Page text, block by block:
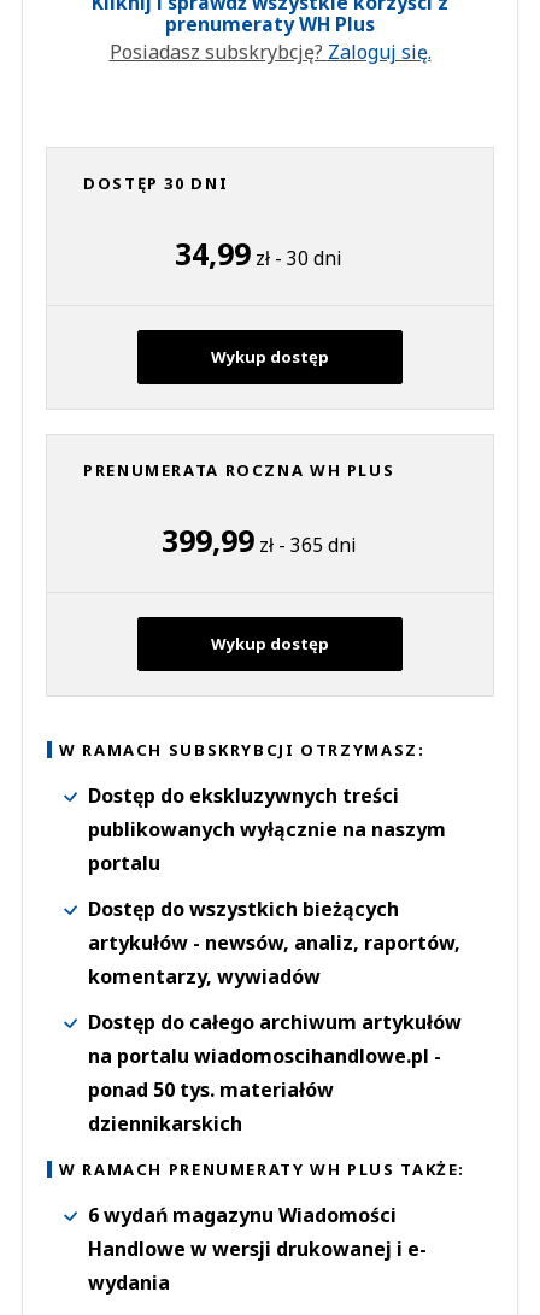
prenumeraty WH Plus
Posiadasz subskrybcję? Zaloguj się.
DOSTĘP 30 DNI
34,99 zł - 30 dni
Wykup dostęp
PRENUMERATA ROCZNA WH PLUS
399,99zł - 365 dni
Wykup dostęp
W RAMACH SUBSKRYBCJI OTRZYMASZ:
Dostęp do ekskluzywnych treści
publikowanych wyłącznie na naszym
portalu
Dostęp do wszystkich bieżących
artykułów - newsów, analiz, raportów,
komentarzy, wywiadów
Dostęp do całego archiwum artykułów
na portalu wiadomoscihandlowe.pl -
ponad 50 tys. materiałów
dziennikarskich
W RAMACH PRENUMERATY WH PLUS TAKŻE:
6 wydań magazynu Wiadomości
Handlowe w wersji drukowanej i e-
wydania